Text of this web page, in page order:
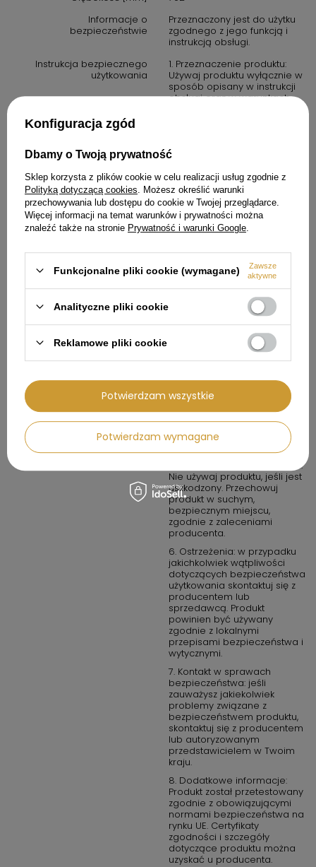
Informacje o
bezpieczeństwie
Przeznaczony jest do użytku
zgodnego z jego funkcją i
instrukcją obsługi.
Instrukcja bezpiecznego
użytkowania
1. Przeznaczenie produktu:
Używaj produktu wyłącznie w
sposób opisany w instrukcji
obsługi oraz w warunkach
przestrzegaj zasad
bezpieczeństwa określonych
w instrukcji obsługi. Produkt
nie jest zabawką. Należy
przechowywać go poza
zasięgiem dzieci, chyba że
instrukcja stanowi inaczej.
3. W przypadku produktów
do prawidłowego źródła
zasilania. Nie używaj
urządzenia w wilgotnych
warunkach, chyba że jest to
produkt oznaczony jako
wodoodporny.
4. W przypadku produktów
niebezpiecznych: przechowuj
w miejscach dobrze
wentylowanych i z dala od
źródeł ognia.
przechowywanie: regularnie
sprawdzaj produkt pod
kątem zużycia lub uszkodzeń.
Nie używaj produktu, jeśli jest
uszkodzony. Przechowuj
produkt w suchym,
bezpiecznym miejscu,
zgodnie z zaleceniami
producenta.
6. Ostrzeżenia: w przypadku
jakichkolwiek wątpliwości
dotyczących bezpieczeństwa
użytkowania skontaktuj się z
producentem lub
sprzedawcą. Produkt
powinien być używany
zgodnie z lokalnymi
przepisami bezpieczeństwa i
wytycznymi.
7. Kontakt w sprawach
bezpieczeństwa: jeśli
zauważysz jakiekolwiek
problemy związane z
bezpieczeństwem produktu,
skontaktuj się z producentem
lub autoryzowanym
przedstawicielem w Twoim
kraju.
8. Dodatkowe informacje:
Produkt został przetestowany
zgodnie z obowiązującymi
normami bezpieczeństwa na
rynku UE. Certyfikaty
zgodności i szczegóły
dotyczące produktu można
uzyskać u producenta.
Konfiguracja zgód
Dbamy o Twoją prywatność
Sklep korzysta z plików cookie w celu realizacji usług zgodnie z
Polityką dotyczącą cookies . Możesz określić warunki
przechowywania lub dostępu do cookie w Twojej przeglądarce.
Więcej informacji na temat warunków i prywatności można
znaleźć także na stronie Prywatność i warunki Google
Funkcjonalne pliki cookie (wymagane)
Zawsze
aktywne
Analityczne pliki cookie
Reklamowe pliki cookie
Potwierdzam wymagane
Potwierdzam wszystkie